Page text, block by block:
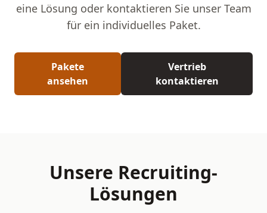
eine Lösung oder kontaktieren Sie unser Team
für ein individuelles Paket.
Pakete
ansehen
Vertrieb
kontaktieren
Unsere Recruiting-
Lösungen